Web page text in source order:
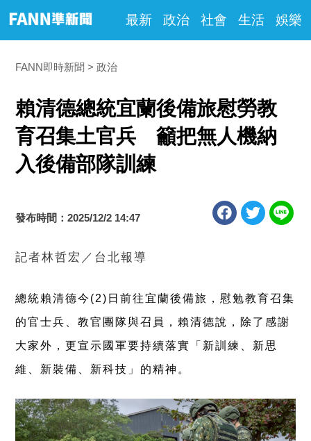
最新 政治 社會 生活 娛樂
FANN即時新聞 政治
賴清德總統宜蘭後備旅慰勞教
育召集土官兵 籲把無人機納
入後備部隊訓練
發布時間：2025/12/2 14:47
記者林哲宏／台北報導
總統賴清德今 (2) 日前往宜蘭後備旅，慰勉教育召集
的官士兵、教官團隊與召員，賴清德說，除了感謝
大家外，更宣示國軍要持續落實「新訓練、新思
維、新裝備、新科技」的精神。